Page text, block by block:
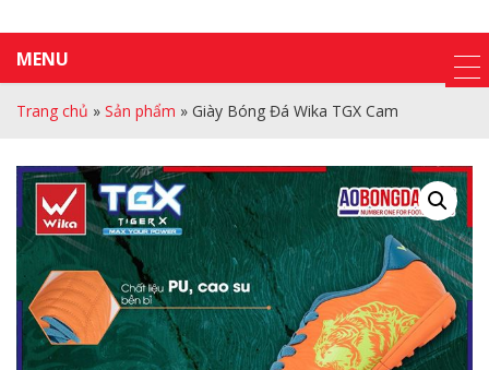
MENU
Trang chủ » Sản phẩm » Giày Bóng Đá Wika TGX Cam